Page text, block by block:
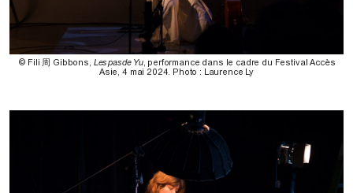
© Fili 周 Gibbons, Les pas de Yu, performance dans le cadre du Festival Accès
Asie, 4 mai 2024. Photo : Laurence Ly